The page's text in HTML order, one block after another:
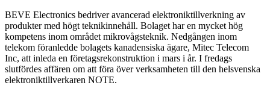
BEVE Electronics bedriver avancerad elektroniktillverkning av
produkter med högt teknikinnehåll. Bolaget har en mycket hög
kompetens inom området mikrovågsteknik. Nedgången inom
telekom föranledde bolagets kanadensiska ägare, Mitec Telecom
Inc, att inleda en företagsrekonstruktion i mars i år. I fredags
slutfördes affären om att föra över verksamheten till den helsvenska
elektroniktillverkaren NOTE.